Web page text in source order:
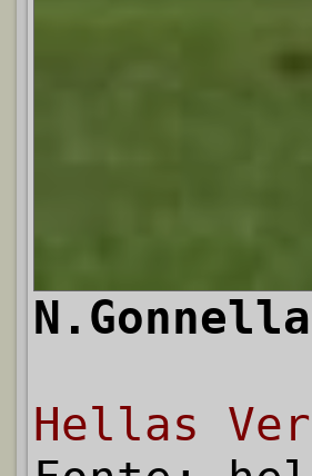
N.Gonnella
Hellas